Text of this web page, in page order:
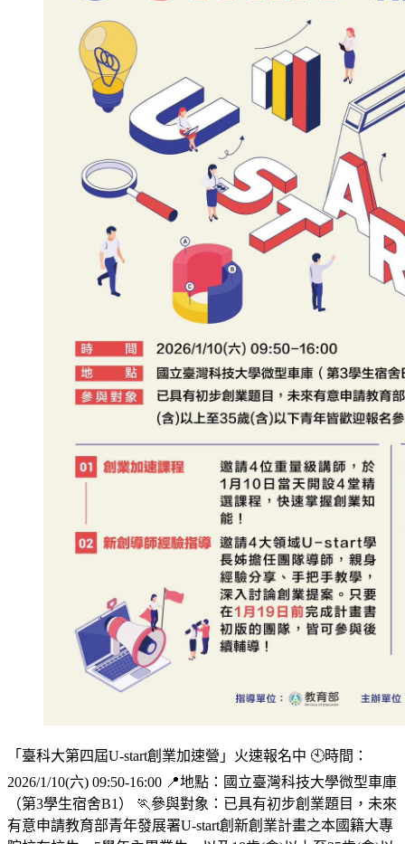
「臺科大第四屆U-start創業加速營」火速報名中 🕙時間：
2026/1/10(六) 09:50-16:00 📍地點：國立臺灣科技大學微型車庫
（第3學生宿舍B1） 🏃‍參與對象：已具有初步創業題目，未來
有意申請教育部青年發展署U-start創新創業計畫之本國籍大專